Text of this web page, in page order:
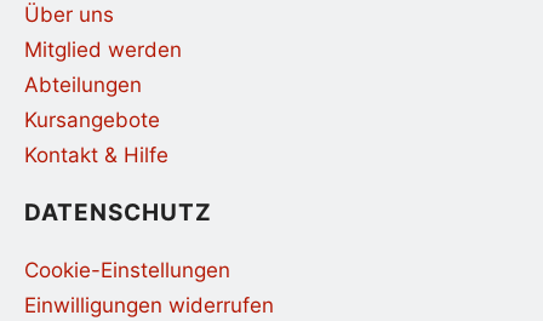
Über uns
Mitglied werden
Abteilungen
Kursangebote
Kontakt & Hilfe
DATENSCHUTZ
Cookie-Einstellungen
Einwilligungen widerrufen